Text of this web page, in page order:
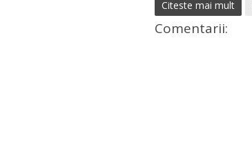
Citeste mai mult
Comentarii: